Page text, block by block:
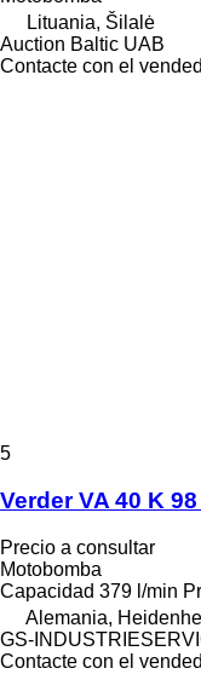
Lituania, Šilalė
Auction Baltic UAB
Contacte con el
5
Verder VA 40 K 98
Precio a consultar
Motobomba
Capacidad 379 l/min
Alemania,
GS-
Contacte con el